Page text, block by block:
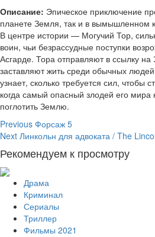
Описание: Эпическое приключение
планете Земля, так и в вымышленном
В центре истории — Могучий Тор,
воин, чьи безрассудные поступки
Асгарде. Тора отправляют в ссылку
заставляют жить среди обычных
узнает, сколько требуется сил, чтобы
когда самый опасный злодей его
поглотить Землю.
Continue
Reading
Previous Форсаж 5
Next Линкольн для адвоката / The
Рекомендуем к просмотру
Драма
Криминал
Сериалы
Триллер
Фильмы 2021